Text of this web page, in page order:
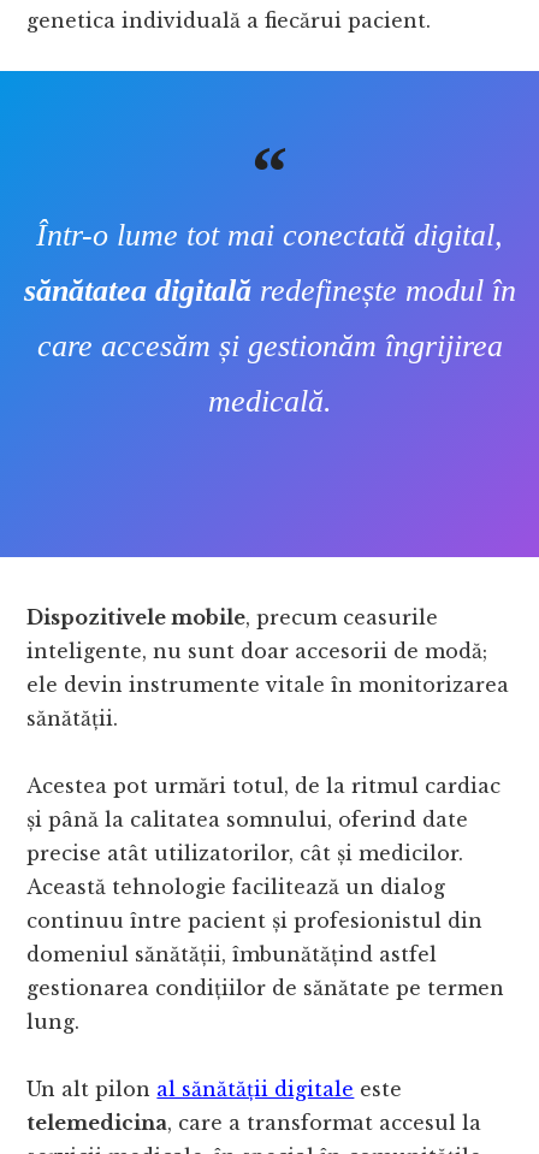
genetica individuală a fiecărui pacient.
Într-o lume tot mai conectată digital,
sănătatea digitalăredefinește modul în
care accesăm și gestionăm îngrijirea
medicală.
Dispozitivele mobile, precum ceasurile
inteligente, nu sunt doar accesorii de modă;
ele devin instrumente vitale în monitorizarea
sănătății.
Acestea pot urmări totul, de la ritmul cardiac
și până la calitatea somnului, oferind date
precise atât utilizatorilor, cât și medicilor.
Această tehnologie facilitează un dialog
continuu între pacient și profesionistul din
domeniul sănătății, îmbunătățind astfel
gestionarea condițiilor de sănătate pe termen
lung.
Un alt pilon al sănătății digitale este
telemedicina, care a transformat accesul la